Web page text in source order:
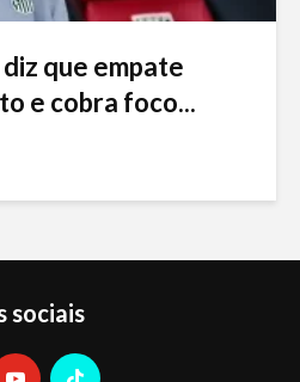
que empate
e cobra foco...
sociais